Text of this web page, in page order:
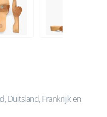
Duitsland, Frankrijk en